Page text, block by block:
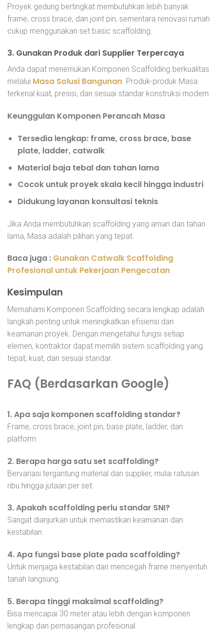
Proyek gedung bertingkat membutuhkan lebih banyak
frame, cross brace, dan joint pin, sementara renovasi rumah
cukup menggunakan set basic scaffolding.
3. Gunakan Produk dari Supplier Terpercaya
Anda dapat menemukan Komponen Scaffolding berkualitas
melalui Masa Solusi Bangunan. Produk-produk Masa
terkenal kuat, presisi, dan sesuai standar konstruksi modern.
Keunggulan Komponen Perancah Masa
Tersedia lengkap: frame, cross brace, base
plate, ladder, catwalk
Material baja tebal dan tahan lama
Cocok untuk proyek skala kecil hingga industri
Didukung layanan konsultasi teknis
Jika Anda membutuhkan scaffolding yang aman dan tahan
lama, Masa adalah pilihan yang tepat.
Baca juga : Gunakan Catwalk Scaffolding
Profesional untuk Pekerjaan Pengecatan
Kesimpulan
Memahami Komponen Scaffolding secara lengkap adalah
langkah penting untuk meningkatkan efisiensi dan
keamanan proyek. Dengan mengetahui fungsi setiap
elemen, kontraktor dapat memilih sistem scaffolding yang
tepat, kuat, dan sesuai standar.
FAQ (Berdasarkan Google)
1. Apa saja komponen scaffolding standar?
Frame, cross brace, joint pin, base plate, ladder, dan
platform.
2. Berapa harga satu set scaffolding?
Bervariasi tergantung material dan supplier, mulai ratusan
ribu hingga jutaan per set.
3. Apakah scaffolding perlu standar SNI?
Sangat dianjurkan untuk memastikan keamanan dan
kestabilan.
4. Apa fungsi base plate pada scaffolding?
Untuk menjaga kestabilan dan mencegah frame menyentuh
tanah langsung.
5. Berapa tinggi maksimal scaffolding?
Bisa mencapai 30 meter atau lebih dengan komponen
lengkap dan pemasangan profesional.